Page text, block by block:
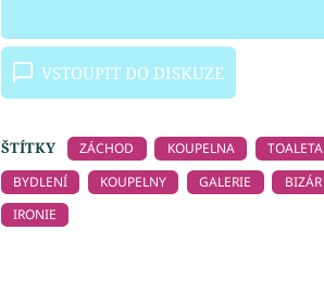
VSTOUPIT DO DISKUZE
ŠTÍTKY ZÁCHOD KOUPELNA TOALETA
BYDLENÍ
KOUPELNY GALERIE BIZÁR
IRONIE